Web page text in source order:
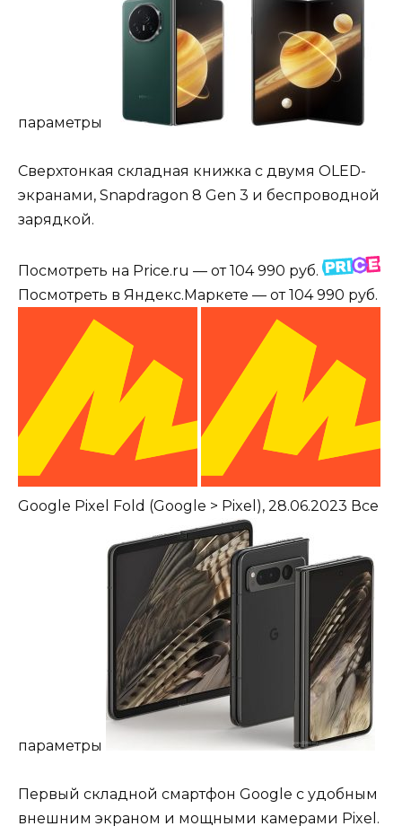
параметры
Сверхтонкая складная книжка с двумя OLED-
экранами, Snapdragon 8 Gen 3 и беспроводной
зарядкой.
Посмотреть на Price.ru — от 104 990 руб.
Посмотреть в Яндекс.Маркете — от 104 990 руб.
Google Pixel Fold (Google > Pixel), 28.06.2023 Все
параметры
Первый складной смартфон Google с удобным
внешним экраном и мощными камерами Pixel.